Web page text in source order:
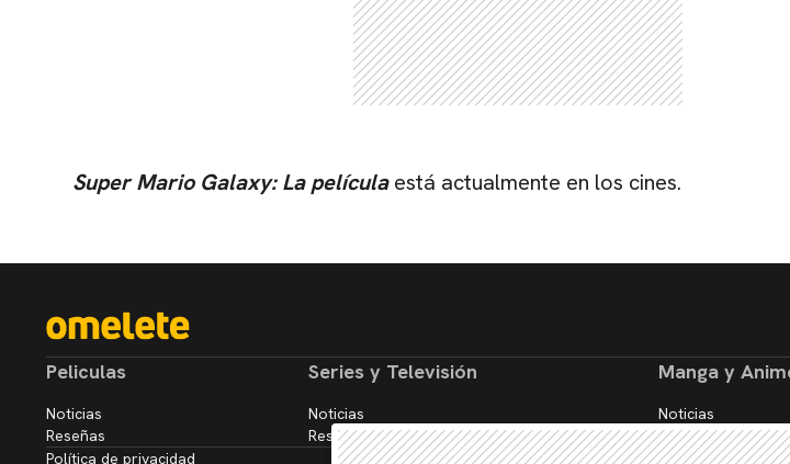
Super Mario Galaxy: La películaestá actualmente en los cines.
Peliculas
Noticias
Reseñas
Series y Televisión
Noticias
Reseñas
Manga y
Noticias
Reseñas
Política de privacidad